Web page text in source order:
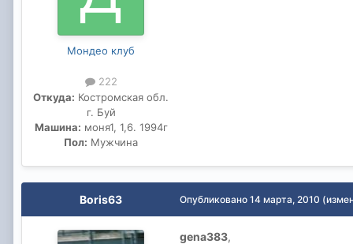
Мондео клуб
222
Откуда: Костромская обл.
г. Буй
Машина: моня1, 1,6. 1994г
Пол: Мужчина
Boris63 Опубликовано 14 марта, 2010
gena383,